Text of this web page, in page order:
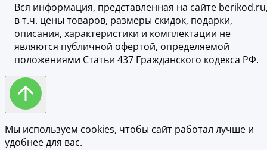
Вся информация, представленная на сайте
в т.ч. цены товаров, размеры скидок, подарки,
описания, характеристики и комплектации не
являются публичной офертой, определяемой
положениями Статьи 437 Гражданского кодекса РФ.
Мы используем cookies, чтобы сайт работал лучше и
удобнее для вас.